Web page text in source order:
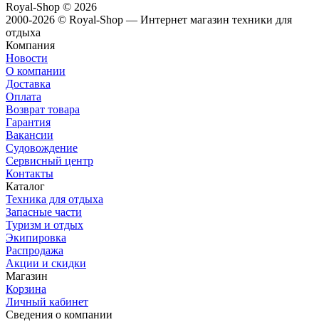
Royal-Shop © 2026
2000-2026 © Royal-Shop — Интернет магазин техники для
отдыха
Компания
Новости
О компании
Доставка
Оплата
Возврат товара
Гарантия
Вакансии
Судовождение
Сервисный центр
Контакты
Каталог
Техника для отдыха
Запасные части
Туризм и отдых
Экипировка
Распродажа
Акции и скидки
Магазин
Корзина
Личный кабинет
Сведения о компании